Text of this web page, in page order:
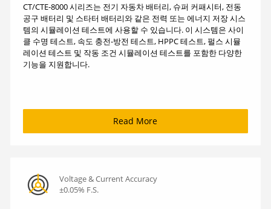
CT/CTE-8000 시리즈는 전기 자동차 배터리, 슈퍼 커패시터, 전동
공구 배터리 및 스타터 배터리와 같은 전력 또는 에너지 저장 시스
템의 시뮬레이션 테스트에 사용할 수 있습니다. 이 시스템은 사이
클 수명 테스트, 속도 충전-방전 테스트, HPPC 테스트, 펄스 시뮬
레이션 테스트 및 작동 조건 시뮬레이션 테스트를 포함한 다양한
기능을 지원합니다.
Read More
Voltage & Current Accuracy
±0.05% F.S.